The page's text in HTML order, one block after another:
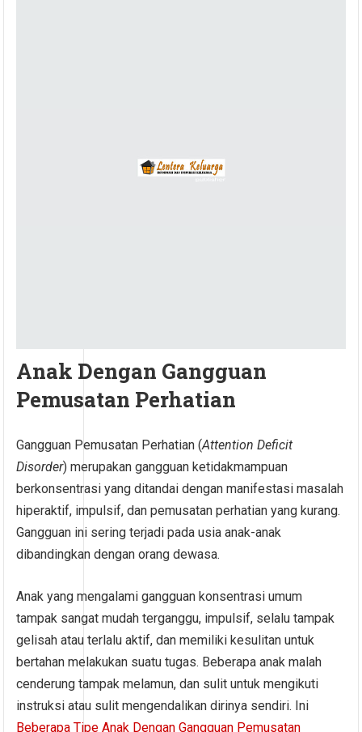
Anak Dengan Gangguan
Pemusatan Perhatian
Gangguan Pemusatan Perhatian (Attention Deficit
Disorder) merupakan gangguan ketidakmampuan
berkonsentrasi yang ditandai dengan manifestasi masalah
hiperaktif, impulsif, dan pemusatan perhatian yang kurang.
Gangguan ini sering terjadi pada usia anak-anak
dibandingkan dengan orang dewasa.
Anak yang mengalami gangguan konsentrasi umum
tampak sangat mudah terganggu, impulsif, selalu tampak
gelisah atau terlalu aktif, dan memiliki kesulitan untuk
bertahan melakukan suatu tugas. Beberapa anak malah
cenderung tampak melamun, dan sulit untuk mengikuti
instruksi atau sulit mengendalikan dirinya sendiri. Ini
Beberapa Tipe Anak Dengan Gangguan Pemusatan